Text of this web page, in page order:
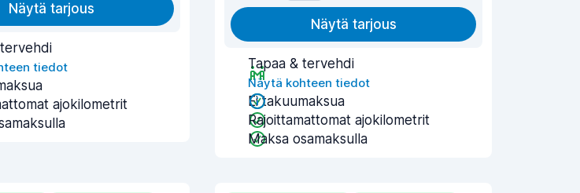
Näytä tarjous
tiedot
ajokilometrit
Näytä tarjous
Tapaa & tervehdi
Näytä kohteen tiedot
Ei takuumaksua
Rajoittamattomat ajokilometrit
Maksa osamaksulla